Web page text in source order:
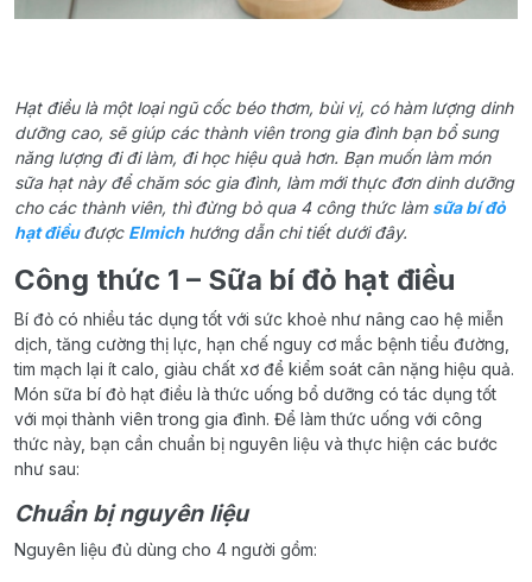
Hạt điều là một loại ngũ cốc béo thơm, bùi vị, có hàm lượng dinh
dưỡng cao, sẽ giúp các thành viên trong gia đình bạn bổ sung
năng lượng đi đi làm, đi học hiệu quả hơn. Bạn muốn làm món
sữa hạt này để chăm sóc gia đình, làm mới thực đơn dinh dưỡng
cho các thành viên, thì đừng bỏ qua 4 công thức làm sữa bí đỏ
hạt điềuđược Elmich hướng dẫn chi tiết dưới đây.
Công thức 1 – Sữa bí đỏ hạt điều
Bí đỏ có nhiều tác dụng tốt với sức khoẻ như nâng cao hệ miễn
dịch, tăng cường thị lực, hạn chế nguy cơ mắc bệnh tiểu đường,
tim mạch lại ít calo, giàu chất xơ để kiểm soát cân nặng hiệu quả.
Món sữa bí đỏ hạt điều là thức uống bổ dưỡng có tác dụng tốt
với mọi thành viên trong gia đình. Để làm thức uống với công
thức này, bạn cần chuẩn bị nguyên liệu và thực hiện các bước
như sau:
Chuẩn bị nguyên liệu
Nguyên liệu đủ dùng cho 4 người gồm: